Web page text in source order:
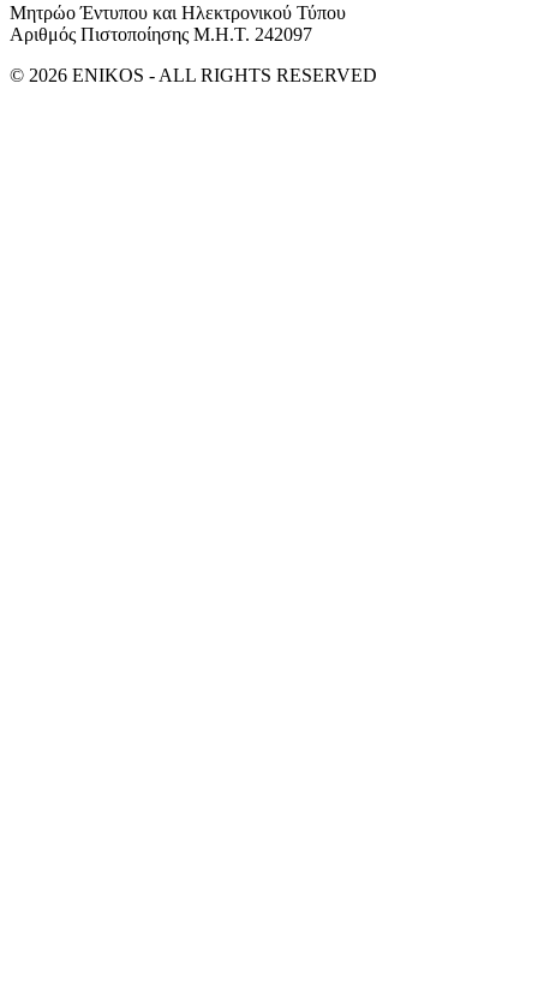
Μητρώο Έντυπου και Ηλεκτρονικού Τύπου
Αριθμός Πιστοποίησης Μ.Η.Τ. 242097
© 2026 ENIKOS - ALL RIGHTS RESERVED